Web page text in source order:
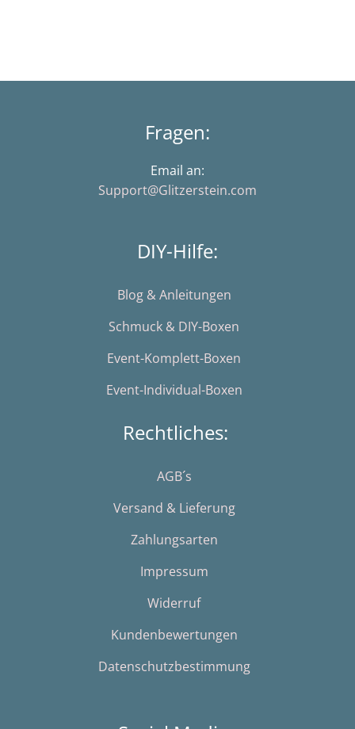
Fragen:
Email an:
Support@Glitzerstein.com
DIY-Hilfe:
Blog & Anleitungen
Schmuck & DIY-Boxen
Event-Komplett-Boxen
Event-Individual-Boxen
Rechtliches:
AGB´s
Versand & Lieferung
Zahlungsarten
Impressum
Widerruf
Kundenbewertungen
Datenschutzbestimmung